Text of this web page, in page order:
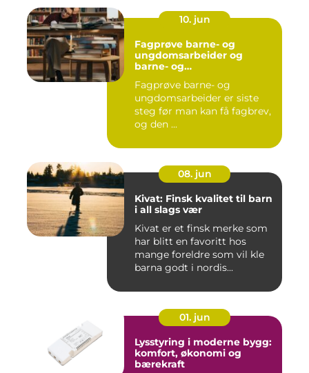
10. jun
Fagprøve barne- og
ungdomsarbeider og
barne- og
– veien til fagbrev
Fagprøve barne- og
ungdomsarbeider er siste
steg før man kan få fagbrev,
og den ...
08. jun
Kivat: Finsk kvalitet til barn
i all slags vær
Kivat er et finsk merke som
har blitt en favoritt hos
mange foreldre som vil kle
barna godt i nordis...
01. jun
Lysstyring i moderne bygg:
komfort, økonomi og
bærekraft